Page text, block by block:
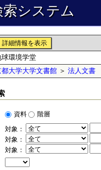
システム
詳細情報を表示
球環境学堂
都大学大学文書館 ＞ 法人文書
資料 階層
対象：
対象：
対象：